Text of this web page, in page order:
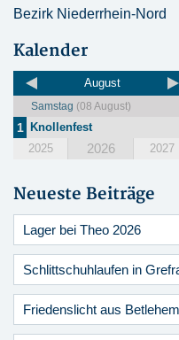
Bezirk Niederrhein-Nord
Kalender
August
Samstag (08 August)
1 Knollenfest
2025
2026 2027
Neueste Beiträge
Lager bei Theo 2026
Schlittschuhlaufen in
Friedenslicht aus